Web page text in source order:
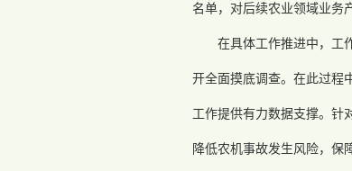
名单，对后续农业领域业务
在具体工作推进中，工
开全面摸底调查。在此过程
工作提供有力数据支撑。针
降低农机事故发生风险，保